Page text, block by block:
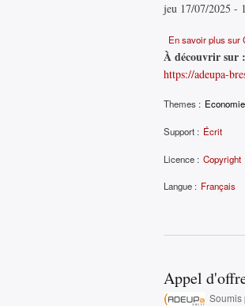
jeu 17/07/2025 -
En savoir plussur
À découvrir sur :
https://adeupa-
Themes :
Support : Écrit
Licence : Copyright
Langue : Français
Appel
Soumis